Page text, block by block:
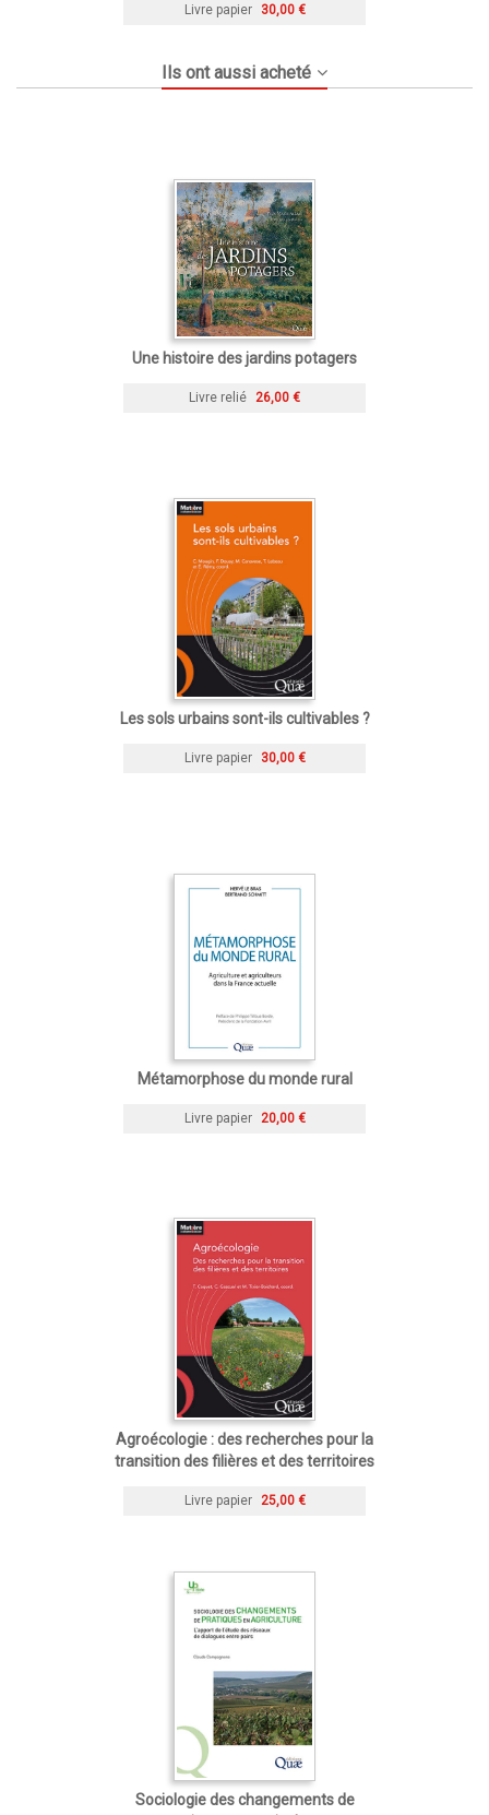
Livre papier 30,00 €
Ils ont aussi acheté
Une histoire des jardins potagers
Livre relié 26,00 €
Les sols urbains sont-ils cultivables ?
Livre papier 30,00 €
Métamorphose du monde rural
Livre papier 20,00 €
Agroécologie : des recherches pour la
transition des filières et des territoires
Livre papier 25,00 €
Sociologie des changements de